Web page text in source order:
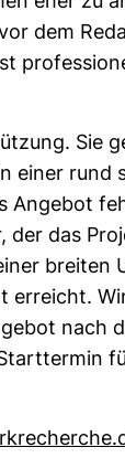
dem
Sie
einer rund
Angebot
der das
breiten
erreicht.
nach